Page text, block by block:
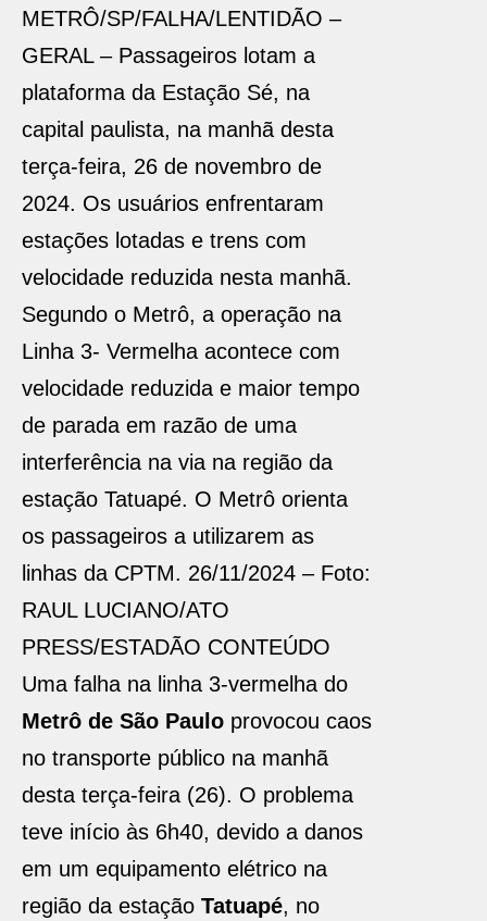
METRÔ/SP/FALHA/LENTIDÃO –
GERAL – Passageiros lotam a
plataforma da Estação Sé, na
capital paulista, na manhã desta
terça-feira, 26 de novembro de
2024. Os usuários enfrentaram
estações lotadas e trens com
velocidade reduzida nesta manhã.
Segundo o Metrô, a operação na
Linha 3- Vermelha acontece com
velocidade reduzida e maior tempo
de parada em razão de uma
interferência na via na região da
estação Tatuapé. O Metrô orienta
os passageiros a utilizarem as
linhas da CPTM. 26/11/2024 – Foto:
RAUL LUCIANO/ATO
PRESS/ESTADÃO CONTEÚDO
Uma falha na linha 3-vermelha do
Metrô de São Paulo provocou caos
no transporte público na manhã
desta terça-feira (26). O problema
teve início às 6h40, devido a danos
em um equipamento elétrico na
região da estação Tatuapé, no